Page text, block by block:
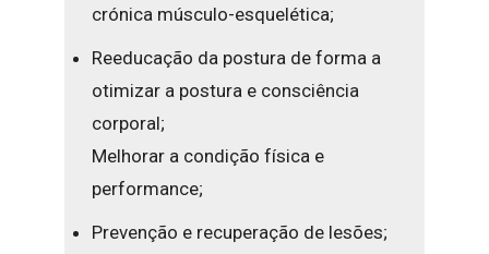
crónica músculo-esquelética;
Reeducação da postura de forma a
otimizar a postura e consciência
corporal;
Melhorar a condição física e
performance;
Prevenção e recuperação de lesões;